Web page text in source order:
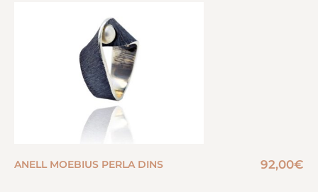
ANELL MOEBIUS PERLA DINS 92,00€